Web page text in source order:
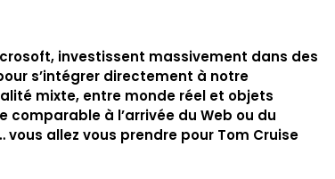
investissent massivement dans des
s’intégrer directement à notre
mixte, entre monde réel et objets
à l’arrivée du Web ou du
allez vous prendre pour Tom Cruise